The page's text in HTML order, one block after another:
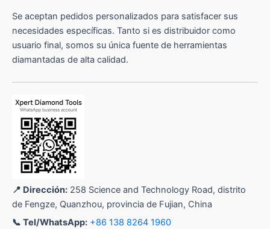
Se aceptan pedidos personalizados para satisfacer sus
necesidades específicas. Tanto si es distribuidor como
usuario final, somos su única fuente de herramientas
diamantadas de alta calidad.
📍 Dirección: 258 Science and Technology Road, distrito
de Fengze, Quanzhou, provincia de Fujian, China
📞 Tel/WhatsApp: +86 138 8264 1960